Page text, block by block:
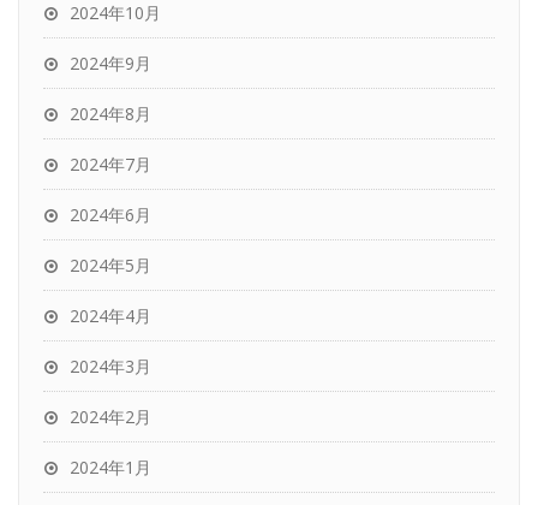
2024年10月
2024年9月
2024年8月
2024年7月
2024年6月
2024年5月
2024年4月
2024年3月
2024年2月
2024年1月